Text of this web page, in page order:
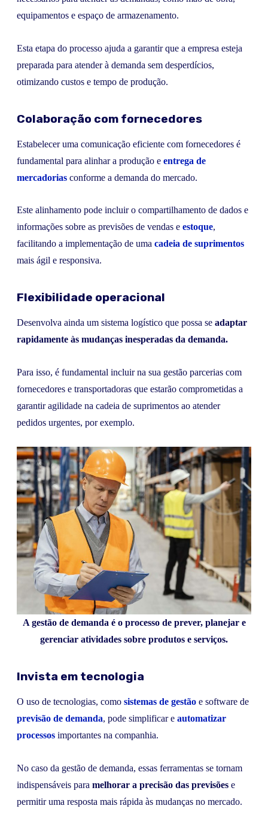
equipamentos e espaço de armazenamento.
Esta etapa do processo ajuda a garantir que a empresa esteja
preparada para atender à demanda sem desperdícios,
otimizando custos e tempo de produção.
Colaboração com fornecedores
Estabelecer uma comunicação eficiente com fornecedores é
fundamental para alinhar a produção e entrega de
mercadorias conforme a demanda do mercado.
Este alinhamento pode incluir o compartilhamento de dados e
informações sobre as previsões de vendas e estoque,
facilitando a implementação de uma cadeia de suprimentos
mais ágil e responsiva.
Flexibilidade operacional
Desenvolva ainda um sistema logístico que possa se adaptar
rapidamente às mudanças inesperadas da demanda.
Para isso, é fundamental incluir na sua gestão parcerias com
fornecedores e transportadoras que estarão comprometidas a
garantir agilidade na cadeia de suprimentos ao atender
pedidos urgentes, por exemplo.
A gestão de demanda é o processo de prever, planejar e
gerenciar atividades sobre produtos e serviços.
Invista em tecnologia
O uso de tecnologias, como sistemas de gestão e software de
previsão de demanda, pode simplificar e automatizar
processos importantes na companhia.
No caso da gestão de demanda, essas ferramentas se tornam
indispensáveis para melhorar a precisão das previsões e
permitir uma resposta mais rápida às mudanças no mercado.